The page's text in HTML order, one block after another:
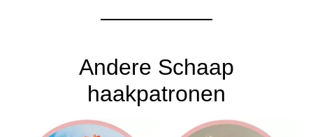
Andere Schaap
haakpatronen